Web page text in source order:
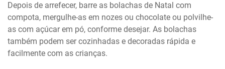
Depois de arrefecer, barre as bolachas de Natal com
compota, mergulhe-as em nozes ou chocolate ou polvilhe-
as com açúcar em pó, conforme desejar. As bolachas
também podem ser cozinhadas e decoradas rápida e
facilmente com as crianças.